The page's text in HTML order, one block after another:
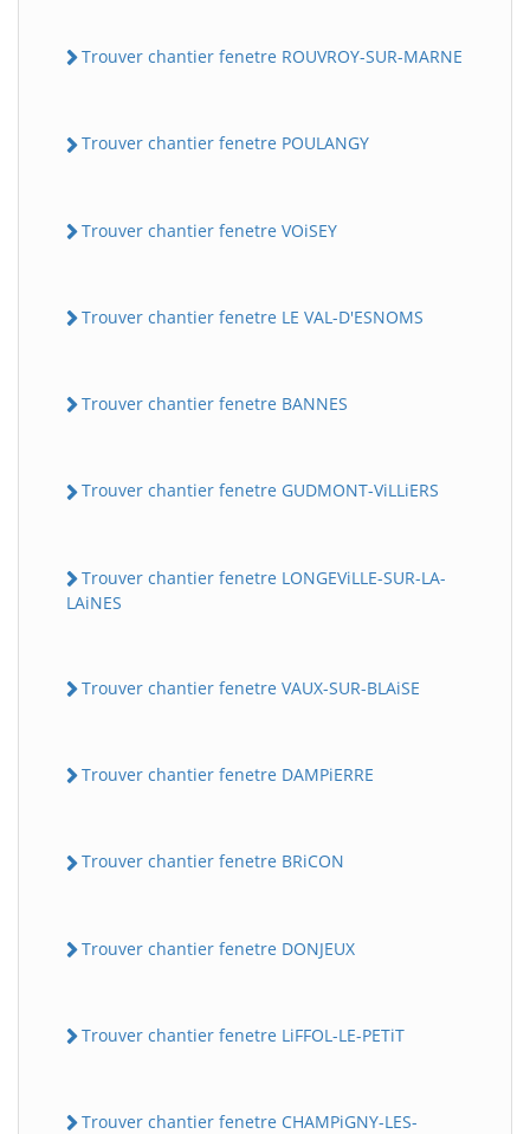
Trouver chantier fenetre ROUVROY-SUR-MARNE
Trouver chantier fenetre POULANGY
Trouver chantier fenetre VOiSEY
Trouver chantier fenetre LE VAL-D'ESNOMS
Trouver chantier fenetre BANNES
Trouver chantier fenetre GUDMONT-ViLLiERS
Trouver chantier fenetre LONGEViLLE-SUR-LA-
LAiNES
Trouver chantier fenetre VAUX-SUR-BLAiSE
Trouver chantier fenetre DAMPiERRE
Trouver chantier fenetre BRiCON
Trouver chantier fenetre DONJEUX
Trouver chantier fenetre LiFFOL-LE-PETiT
Trouver chantier fenetre CHAMPiGNY-LES-